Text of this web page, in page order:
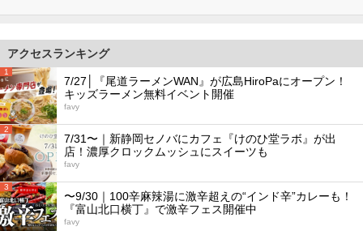
アクセスランキング
1
7/27│『尾道ラーメンWAN』が広島HiroPaにオープン！
キッズラーメン無料イベント開催
favy
2
7/31〜｜新静岡セノバにカフェ『けのひ堂ラボ』が出
店！濃厚クロックムッシュにスイーツも
favy
3
〜9/30｜100辛麻辣湯に激辛超えの“インド辛”カレーも！
『富山北口横丁』で激辛フェス開催中
favy